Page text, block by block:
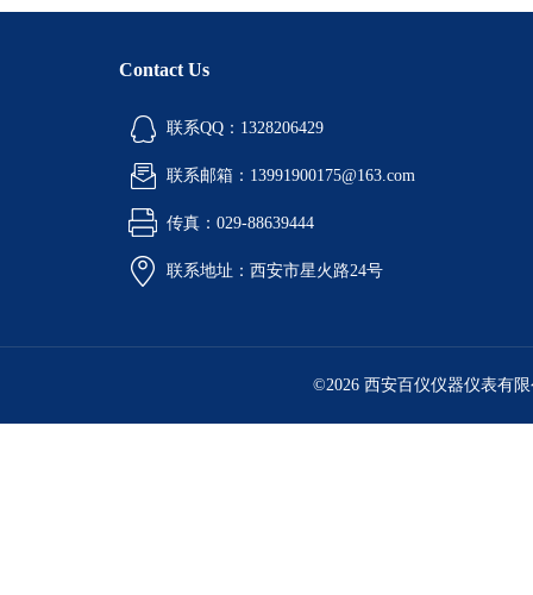
Contact Us
联系QQ：1328206429
联系邮箱：13991900175@163.com
传真：029-88639444
联系地址：西安市星火路24号
©2026 西安百仪仪器仪表有